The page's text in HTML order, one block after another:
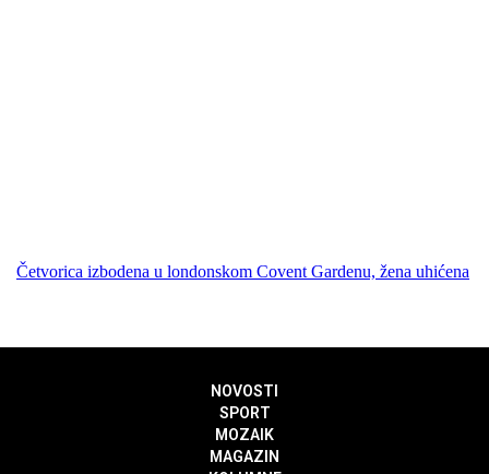
Četvorica izbodena u londonskom Covent Gardenu, žena uhićena
NOVOSTI
SPORT
MOZAIK
MAGAZIN